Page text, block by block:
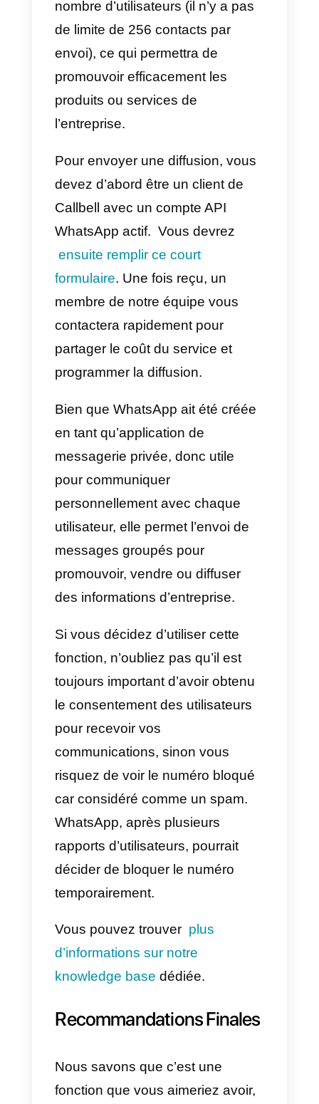
masse estl’APIet un fournisseur
de services de messagerie tel
Callbell
, où il suffit de
sélectionner les contacts
auxquels on veut envoyer le
message, de le composer et de
l’envoyer. Cette caractéristique
peut varier légèrement en
du fournisseur connecté à l’API.
Il convient également de noter
que nous ne proposons pas de
messages massifs avec Callbell
en raison des restrictions et des
pénalités de WhatsApp.
Comment envoyer des
messages en masse avec
Callbell
Callbell a également intégré
récemment la fonction de
diffusion de messages pour
WhatsApp, avec laquelle nos
clients utilisant l’API WhatsApp
Business pourront atteindre un
grand nombre d’utilisateurs.
La différence la plus
intéressante entre les
par l’API WhatsApp et les
messages de diffusion